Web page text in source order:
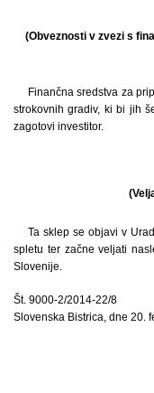
(Obveznosti v zvezi s
Finančna sredstva za
strokovnih gradiv, ki bi jih
zagotovi investitor.
Ta sklep se objavi v
spletu ter začne veljati
Slovenije.
Št. 9000-2/2014-22/8
Slovenska Bistrica, dne 20.